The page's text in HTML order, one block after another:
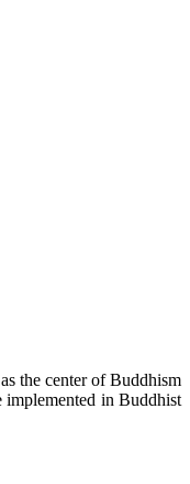
the center of Buddhism
implemented in Buddhist